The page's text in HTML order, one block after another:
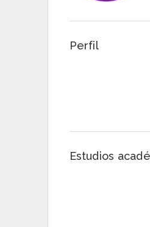
Perfil
Estudios